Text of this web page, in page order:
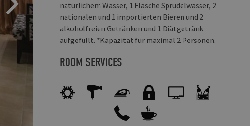
natürlichem Wasser, 1 Flasche Sprudelwasser, 2
nationalen und 1 importierten Bieren und 2
alkoholfreien Getränken und 1 Diätgetränk
aufgefüllt. *Kapazität für maximal 2 Personen.
ROOM SERVICES